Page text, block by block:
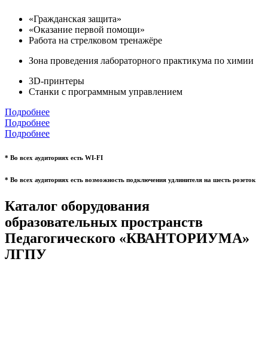
«Гражданская защита»
«Оказание первой помощи»
Работа на стрелковом тренажёре
Зона проведения лабораторного практикума по химии
3D-принтеры
Станки с программным управлением
Подробнее
Подробнее
Подробнее
* Во всех аудиториях есть WI-FI
* Во всех аудиториях есть возможность подключения удлинителя на шесть розеток
Каталог оборудования
образовательных пространств
Педагогического «КВАНТОРИУМА»
ЛГПУ